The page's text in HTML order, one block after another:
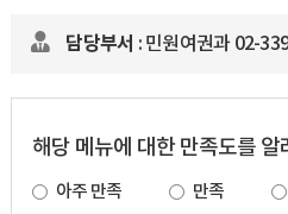
담당부서 : 민원여권과 02-
해당 메뉴에 대한 만족도를 알
아주 만족 만족